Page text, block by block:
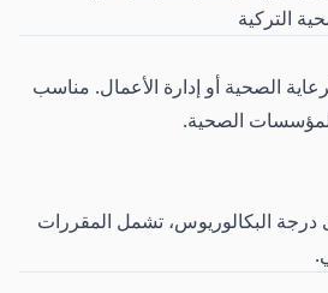
التركية
الصحية أو إدارة الأعمال. مناسب
الصحية.
البكالوريوس، تشمل المقررات